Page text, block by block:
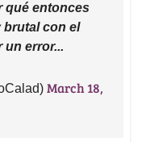
qué entonces
brutal con el
un error...
March 18,